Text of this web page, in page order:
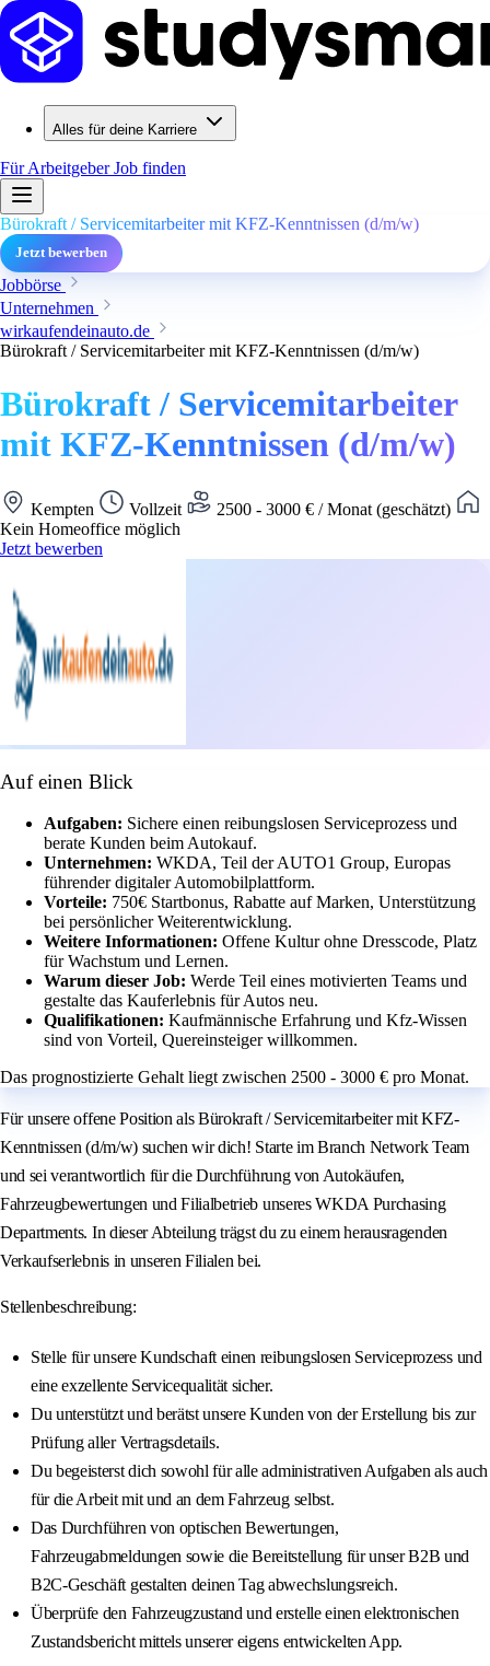
Alles für deine Karriere
Für ArbeitgeberJob finden
Bürokraft / Servicemitarbeiter mit KFZ-Kenntnissen (d/m/w)
Jetzt bewerben
Jobbörse
Unternehmen
wirkaufendeinauto.de
Bürokraft / Servicemitarbeiter mit KFZ-Kenntnissen (d/m/w)
Bürokraft / Servicemitarbeiter
mit KFZ-Kenntnissen (d/m/w)
Kempten Vollzeit
2500 - 3000 € / Monat (geschätzt)
Kein Homeoffice möglich
Jetzt bewerben
Auf einen Blick
Aufgaben: Sichere einen reibungslosen Serviceprozess und
berate Kunden beim Autokauf.
Unternehmen: WKDA, Teil der AUTO1 Group, Europas
führender digitaler Automobilplattform.
Vorteile: 750€ Startbonus, Rabatte auf Marken, Unterstützung
bei persönlicher Weiterentwicklung.
Weitere Informationen: Offene Kultur ohne Dresscode, Platz
für Wachstum und Lernen.
Warum dieser Job: Werde Teil eines motivierten Teams und
gestalte das Kauferlebnis für Autos neu.
Qualifikationen: Kaufmännische Erfahrung und Kfz-Wissen
sind von Vorteil, Quereinsteiger willkommen.
Das prognostizierte Gehalt liegt zwischen 2500 - 3000 € pro Monat.
Für unsere offene Position als Bürokraft / Servicemitarbeiter mit KFZ-
Kenntnissen (d/m/w) suchen wir dich! Starte im Branch Network Team
und sei verantwortlich für die Durchführung von Autokäufen,
Fahrzeugbewertungen und Filialbetrieb unseres WKDA Purchasing
Departments. In dieser Abteilung trägst du zu einem herausragenden
Verkaufserlebnis in unseren Filialen bei.
Stellenbeschreibung:
Stelle für unsere Kundschaft einen reibungslosen Serviceprozess und
eine exzellente Servicequalität sicher.
Du unterstützt und berätst unsere Kunden von der Erstellung bis zur
Prüfung aller Vertragsdetails.
Du begeisterst dich sowohl für alle administrativen Aufgaben als auch
für die Arbeit mit und an dem Fahrzeug selbst.
Das Durchführen von optischen Bewertungen,
Fahrzeugabmeldungen sowie die Bereitstellung für unser B2B und
B2C-Geschäft gestalten deinen Tag abwechslungsreich.
Überprüfe den Fahrzeugzustand und erstelle einen elektronischen
Zustandsbericht mittels unserer eigens entwickelten App.